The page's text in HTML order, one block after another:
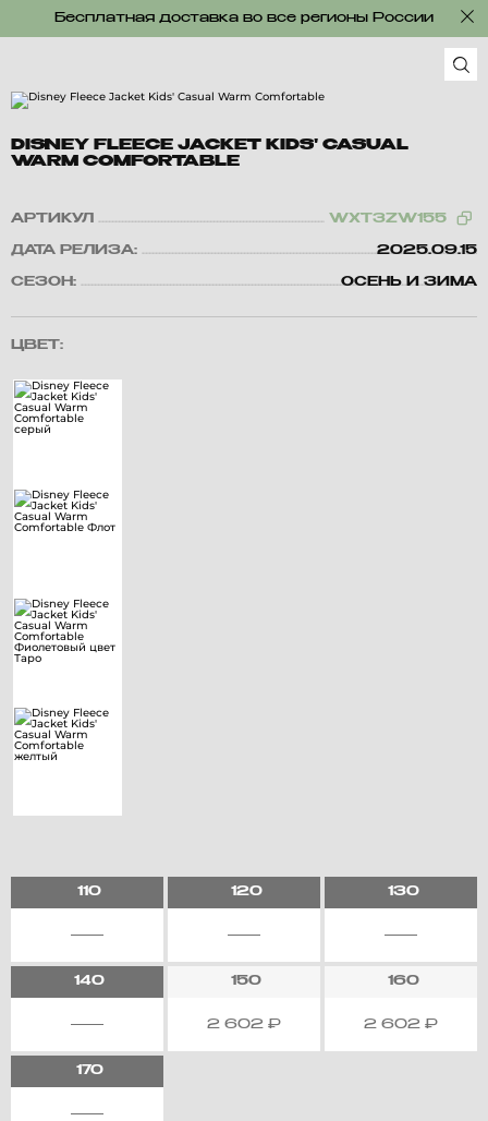
Бесплатная доставка во все регионы России
DISNEY FLEECE JACKET KIDS' CASUAL
WARM COMFORTABLE
АРТИКУЛ WXT3ZW155
ДАТА РЕЛИЗА: 2025.09.15
СЕЗОН: ОСЕНЬ И ЗИМА
ЦВЕТ:
110 120 130
140 150
2 602 ₽
160
2 602 ₽
170